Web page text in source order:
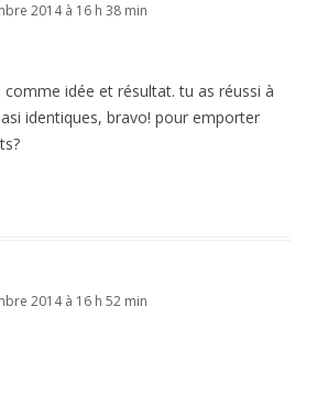
2014 à 16 h 38 min
comme idée et résultat. tu as réussi à
identiques, bravo! pour emporter
2014 à 16 h 52 min